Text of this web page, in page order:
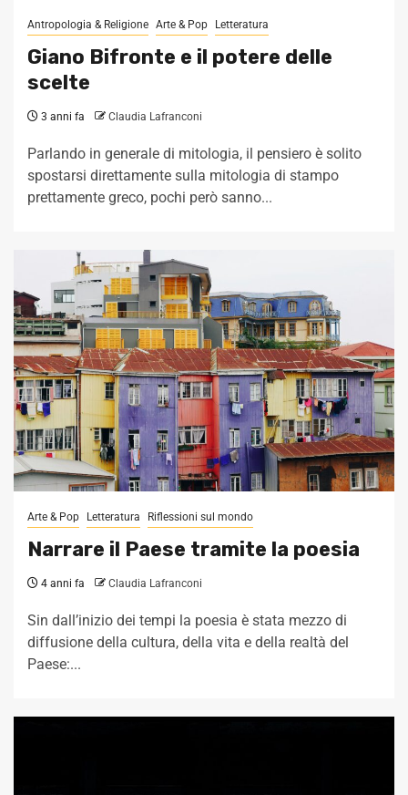
Antropologia & Religione Arte & Pop Letteratura
Giano Bifronte e il potere delle
scelte
3 anni fa Claudia Lafranconi
Parlando in generale di mitologia, il pensiero è solito
spostarsi direttamente sulla mitologia di stampo
prettamente greco, pochi però sanno...
Arte & Pop Letteratura Riflessioni sul mondo
Narrare il Paese tramite la poesia
4 anni fa Claudia Lafranconi
Sin dall’inizio dei tempi la poesia è stata mezzo di
diffusione della cultura, della vita e della realtà del
Paese:...